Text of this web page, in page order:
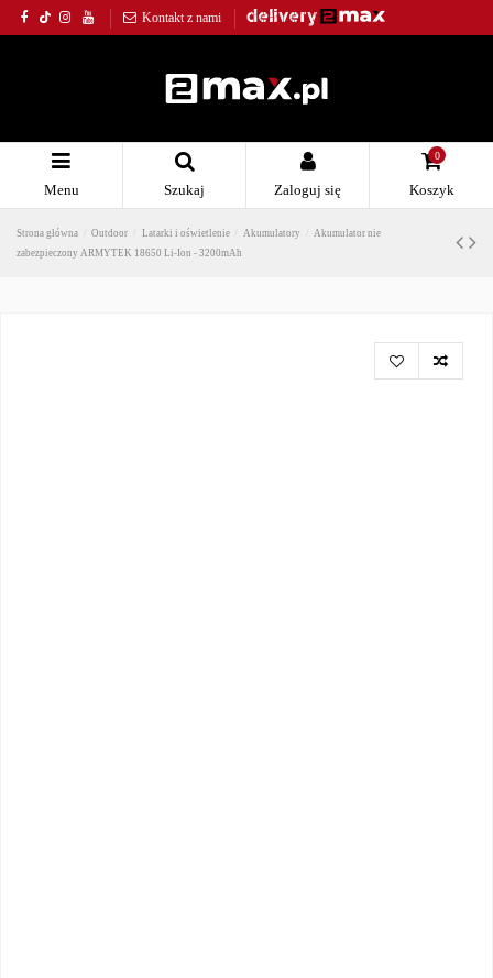
Kontakt z nami
Menu Szukaj Zaloguj się
0
Koszyk
Strona główna Outdoor Latarki i oświetlenie Akumulatory
Akumulator nie
zabezpieczony ARMYTEK 18650 Li-Ion - 3200mAh